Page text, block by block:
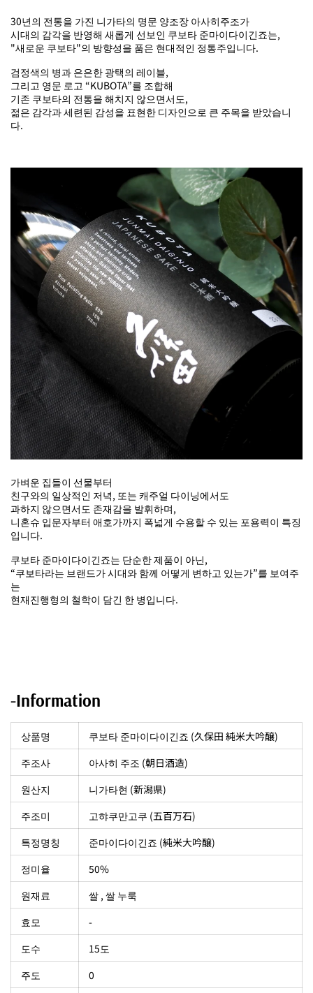
30년의 전통을 가진 니가타의 명문 양조장 아사히주조가
시대의 감각을 반영해 새롭게 선보인 쿠보타 준마이다이긴죠는,
"새로운 쿠보타"의 방향성을 품은 현대적인 정통주입니다.
검정색의 병과 은은한 광택의 레이블,
그리고 영문 로고 “KUBOTA”를 조합해
기존 쿠보타의 전통을 해치지 않으면서도,
젊은 감각과 세련된 감성을 표현한 디자인으로 큰 주목을 받았습니
다.
가벼운 집들이 선물부터
친구와의 일상적인 저녁, 또는 캐주얼 다이닝에서도
과하지 않으면서도 존재감을 발휘하며,
니혼슈 입문자부터 애호가까지 폭넓게 수용할 수 있는 포용력이 특징
입니다.
쿠보타 준마이다이긴죠는 단순한 제품이 아닌,
“쿠보타라는 브랜드가 시대와 함께 어떻게 변하고 있는가”를 보여주
는
현재진행형의 철학이 담긴 한 병입니다.
-Information
상품명
쿠보타 준마이다이긴죠 (久保田 純米大吟醸)
주조사
아사히 주조 (朝日酒造)
원산지
니가타현 (新潟県)
주조미
고햐쿠만고쿠 (五百万石)
특정명칭
준마이다이긴죠 (純米大吟醸)
정미율
50%
원재료
쌀 , 쌀 누룩
효모
-
도수
15도
주도
0